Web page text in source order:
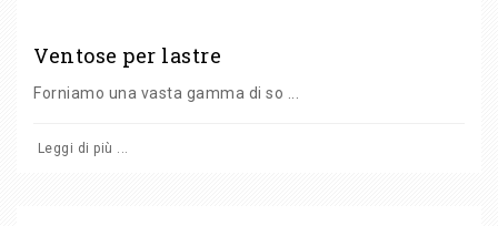
Ventose per lastre
Forniamo una vasta gamma di so ...
Leggi di più ...